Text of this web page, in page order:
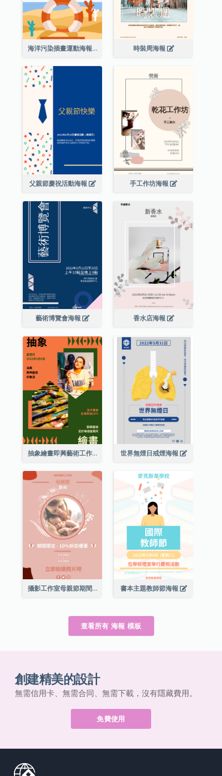
海洋污染插畫運動海報 時裝周海報
父親節慶祝活動海報 手工作坊海報
藝術博覽會海報 香水店海報
抽象繪畫即興藝術工作坊海報 世界無煙日戒煙海報
攝影工作室母親節期間限定優惠宣傳海報 書本主題教師節海報
查看所有 海報 模板
創建精美的設計
無需信用卡、無需合同、無需下載，沒有隱藏費用。
免費使用